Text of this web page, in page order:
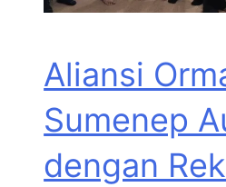
Aliansi
Sumenep
dengan